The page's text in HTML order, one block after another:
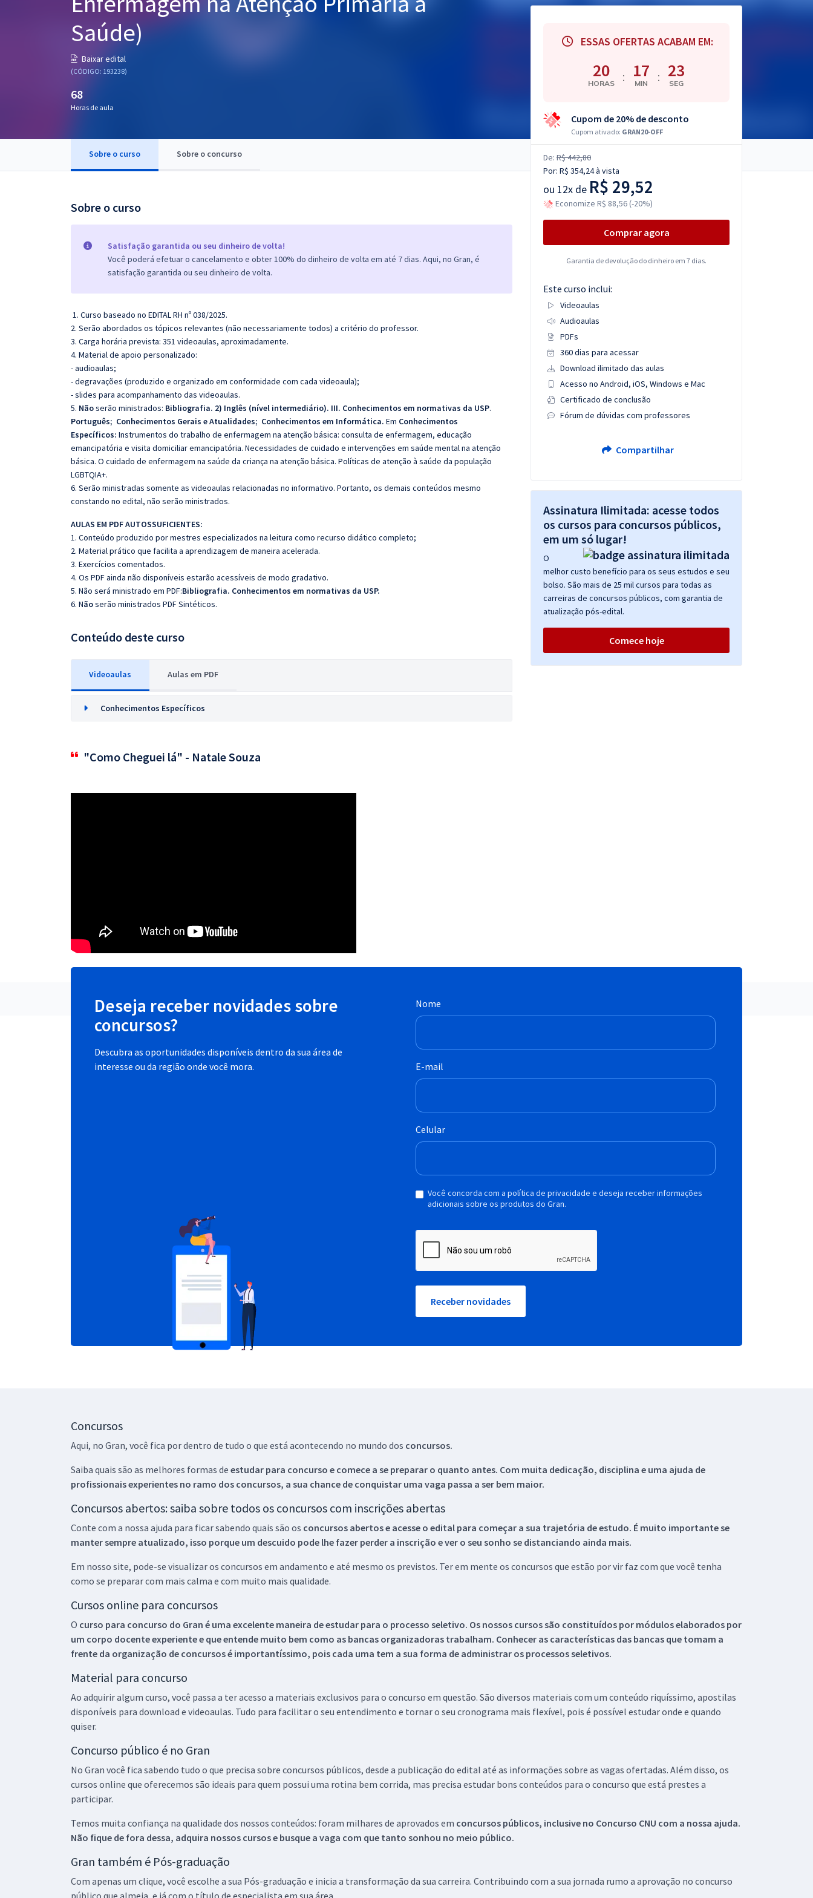
Conteúdo gratuito
Blog
Saúde)
Baixar edital
(CÓDIGO: 193238)
68
Horas de aula
Sobre o curso Sobre o concurso
Sobre o curso
Satisfação garantida ou seu dinheiro de volta!
Você poderá efetuar o cancelamento e obter 100% do dinheiro de volta em até 7 dias. Aqui, no Gran, é
satisfação garantida ou seu dinheiro de volta.
1. Curso baseado no EDITAL RH nº 038/2025.
2. Serão abordados os tópicos relevantes (não necessariamente todos) a critério do professor.
3. Carga horária prevista: 351 videoaulas, aproximadamente.
4. Material de apoio personalizado:
- audioaulas;
- degravações (produzido e organizado em conformidade com cada videoaula);
- slides para acompanhamento das videoaulas.
5. Nãoserão ministrados: Bibliografia. 2) Inglês (nível intermediário). III. Conhecimentos em normativas da USP.
Português; Conhecimentos Gerais e Atualidades; Conhecimentos em Informática. Em Conhecimentos
Específicos: Instrumentos do trabalho de enfermagem na atenção básica: consulta de enfermagem, educação
emancipatória e visita domiciliar emancipatória. Necessidades de cuidado e intervenções em saúde mental na atenção
básica. O cuidado de enfermagem na saúde da criança na atenção básica. Políticas de atenção à saúde da população
LGBTQIA+.
6. Serão ministradas somente as videoaulas relacionadas no informativo. Portanto, os demais conteúdos mesmo
constando no edital, não serão ministrados.
AULAS EM PDF AUTOSSUFICIENTES:
1. Conteúdo produzido por mestres especializados na leitura como recurso didático completo;
2. Material prático que facilita a aprendizagem de maneira acelerada.
3. Exercícios comentados.
4. Os PDF ainda não disponíveis estarão acessíveis de modo gradativo.
5. Não será ministrado em PDF:Bibliografia. Conhecimentos em normativas da USP.
6. Nãoserão ministrados PDF Sintéticos.
Conteúdo deste curso
Videoaulas Aulas em PDF
Conhecimentos Específicos
"Como Cheguei lá" - Natale Souza
ESSAS OFERTAS ACABAM EM:
20
HORAS : 17
MIN : 22
SEG
Cupom de 20% de desconto
Cupom ativado: GRAN20-OFF
De: R$ 442,80
Por: R$ 354,24à vista
ou 12x de R$ 29,52
Economize R$ 88,56 (-20%)
Comprar agora
Garantia de devolução do dinheiro em 7 dias.
Este curso inclui:
Videoaulas
Audioaulas
PDFs
360 dias para acessar
Download ilimitado das aulas
Acesso no Android, iOS, Windows e Mac
Certificado de conclusão
Fórum de dúvidas com professores
Compartilhar
Assinatura Ilimitada: acesse todos
os cursos para concursos públicos,
em um só lugar!
O
melhor custo benefício para os seus estudos e seu
bolso. São mais de 25 mil cursos para todas as
carreiras de concursos públicos, com garantia de
atualização pós-edital.
Comece hoje
Deseja receber novidades sobre
concursos?
Descubra as oportunidades disponíveis dentro da sua área de
interesse ou da região onde você mora.
Nome
E-mail
Celular
Você concorda com a política de privacidade e deseja receber informações
adicionais sobre os produtos do Gran.
Receber novidades
Concursos
Aqui, no Gran, você fica por dentro de tudo o que está acontecendo no mundo dos concursos.
Saiba quais são as melhores formas de estudar para concurso e comece a se preparar o quanto antes. Com muita dedicação, disciplina e uma ajuda de
profissionais experientes no ramo dos concursos, a sua chance de conquistar uma vaga passa a ser bem maior.
Concursos abertos: saiba sobre todos os concursos com inscrições abertas
Conte com a nossa ajuda para ficar sabendo quais são os concursos abertos e acesse o edital para começar a sua trajetória de estudo. É muito importante se
manter sempre atualizado, isso porque um descuido pode lhe fazer perder a inscrição e ver o seu sonho se distanciando ainda mais.
Em nosso site, pode-se visualizar os concursos em andamento e até mesmo os previstos. Ter em mente os concursos que estão por vir faz com que você tenha
como se preparar com mais calma e com muito mais qualidade.
Cursos online para concursos
O curso para concurso do Gran é uma excelente maneira de estudar para o processo seletivo. Os nossos cursos são constituídos por módulos elaborados por
um corpo docente experiente e que entende muito bem como as bancas organizadoras trabalham. Conhecer as características das bancas que tomam a
frente da organização de concursos é importantíssimo, pois cada uma tem a sua forma de administrar os processos seletivos.
Material para concurso
Ao adquirir algum curso, você passa a ter acesso a materiais exclusivos para o concurso em questão. São diversos materiais com um conteúdo riquíssimo, apostilas
disponíveis para download e videoaulas. Tudo para facilitar o seu entendimento e tornar o seu cronograma mais flexível, pois é possível estudar onde e quando
quiser.
Concurso público é no Gran
No Gran você fica sabendo tudo o que precisa sobre concursos públicos, desde a publicação do edital até as informações sobre as vagas ofertadas. Além disso, os
cursos online que oferecemos são ideais para quem possui uma rotina bem corrida, mas precisa estudar bons conteúdos para o concurso que está prestes a
participar.
Temos muita confiança na qualidade dos nossos conteúdos: foram milhares de aprovados em concursos públicos, inclusive no Concurso CNU com a nossa ajuda.
Não fique de fora dessa, adquira nossos cursos e busque a vaga com que tanto sonhou no meio público.
Gran também é Pós-graduação
Com apenas um clique, você escolhe a sua Pós-graduação e inicia a transformação da sua carreira. Contribuindo com a sua jornada rumo a aprovação no concurso